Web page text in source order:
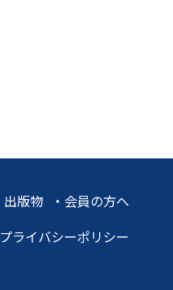
出版物 ・ 会員の方へ
プライバシーポリシー